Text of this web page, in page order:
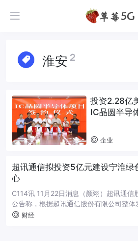
淮安 2
投资2.28亿
IC晶圆半导
企业
超讯通信拟投资5亿元建设宁淮绿
心
C114讯 11月22日消息（颜翊）超讯通信
公告称，根据超讯通信股份有限公司整体
公司在 IDC 数据中心方向上的产业布局
财经